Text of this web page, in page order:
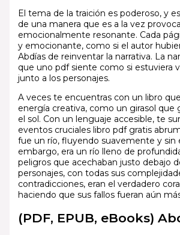
El tema de la traición es poderoso, y
de una manera que es a la vez
emocionalmente resonante. Cada
y emocionante, como si el autor
Abdías de reinventar la narrativa. La
que uno pdf siente como si estuviera
junto a los personajes.
A veces te encuentras con un libro
energía creativa, como un girasol que
el sol. Con un lenguaje accesible, te
eventos cruciales libro pdf gratis
fue un río, fluyendo suavemente y sin
embargo, era un río lleno de
peligros que acechaban justo debajo
personajes, con todas sus
contradicciones, eran el verdadero
haciendo que sus fallos fueran aún
(PDF, EPUB, eBooks)